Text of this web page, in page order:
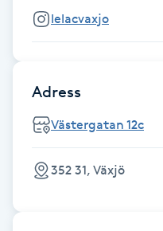
Hårbottenbehandling
Hårvård
Hälsa
Hälsprickor
lelacvaxjo
Adress
Västergatan 12c
352 31, Växjö